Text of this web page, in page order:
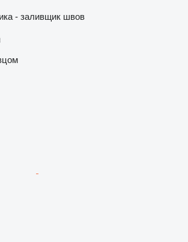
- заливщик швов